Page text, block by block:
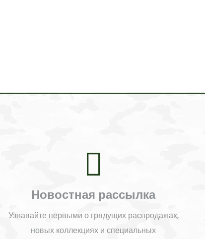
Новостная рассылка
Узнавайте первыми о грядущих распродажах,
новых коллекциях и специальных